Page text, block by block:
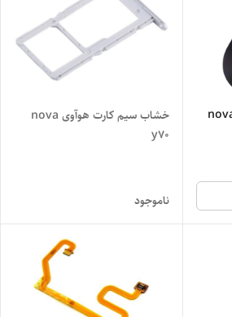
خشاب سیم کارت هوآوی nova
y70
ناموجود